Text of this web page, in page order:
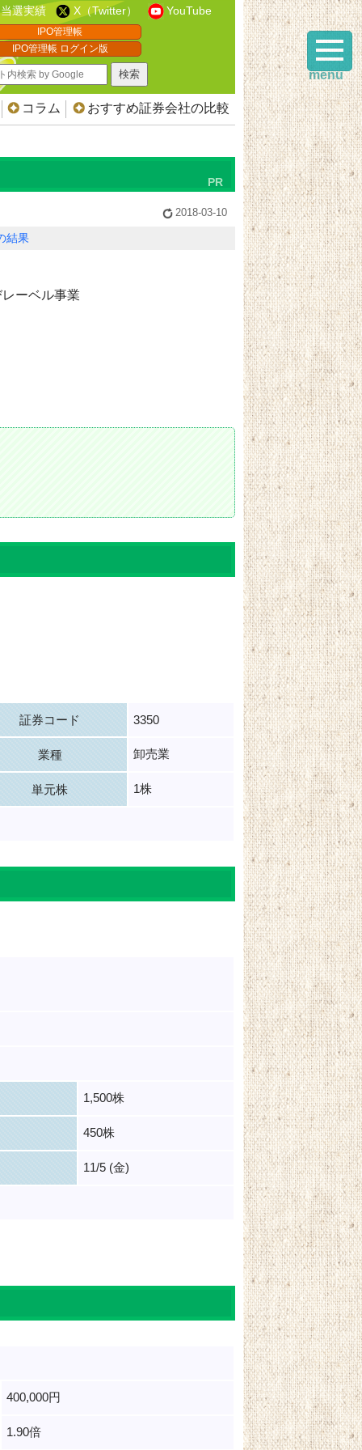
当選実績 X（Twitter） YouTube
IPO管理帳
IPO管理帳 ログイン版
コラム おすすめ証券会社の比較
2018-03-10
結果
ーベル事業
証券コード 3350
業種 卸売業
単元株 1株
1,500株
450株
11/5 (金)
400,000円
1.90倍
menu